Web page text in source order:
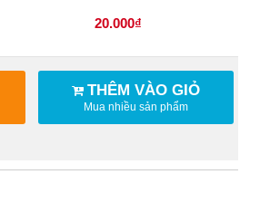
20.000₫
THÊM VÀO GIỎ
Mua nhiều sản phẩm